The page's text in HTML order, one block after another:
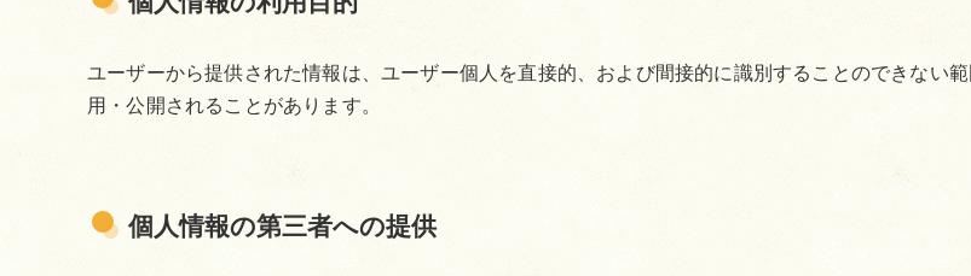
ユーザーから提供された情報は、ユーザー個人を直接的、および間接的に識別することのできない
用・公開されることがあります。
個人情報の第三者への提供